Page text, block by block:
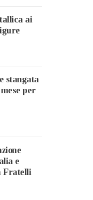
ai
stangata
per
e
Fratelli